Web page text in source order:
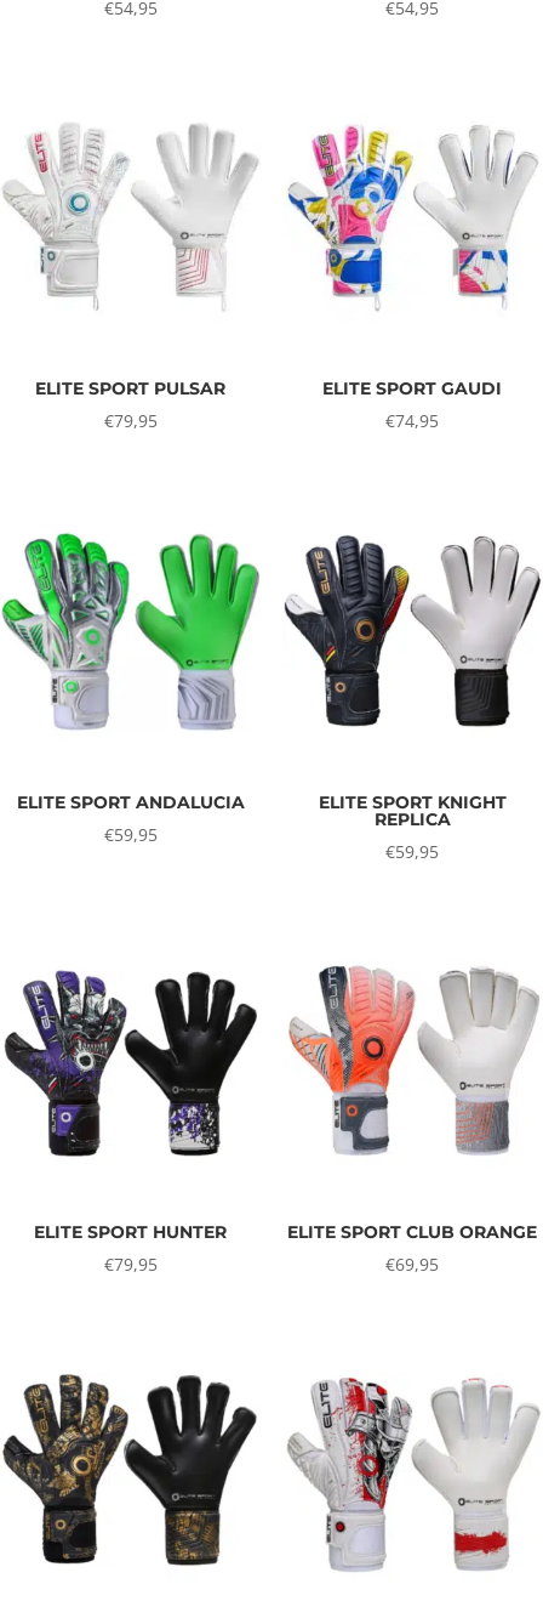
€54,95 €54,95
ELITE SPORT PULSAR
€79,95
ELITE SPORT GAUDI
€74,95
ELITE SPORT ANDALUCIA
€59,95
ELITE SPORT KNIGHT
REPLICA
€59,95
ELITE SPORT HUNTER
€79,95
ELITE SPORT CLUB ORANGE
€69,95